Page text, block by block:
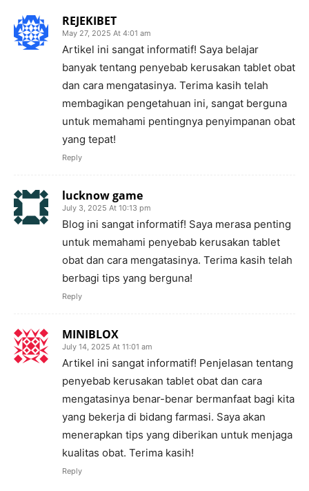
REJEKIBET
May 27, 2025 At 4:01 am
Artikel ini sangat informatif! Saya belajar
banyak tentang penyebab kerusakan tablet obat
dan cara mengatasinya. Terima kasih telah
membagikan pengetahuan ini, sangat berguna
untuk memahami pentingnya penyimpanan obat
yang tepat!
Reply
lucknow game
July 3, 2025 At 10:13 pm
Blog ini sangat informatif! Saya merasa penting
untuk memahami penyebab kerusakan tablet
obat dan cara mengatasinya. Terima kasih telah
berbagi tips yang berguna!
Reply
MINIBLOX
July 14, 2025 At 11:01 am
Artikel ini sangat informatif! Penjelasan tentang
penyebab kerusakan tablet obat dan cara
mengatasinya benar-benar bermanfaat bagi kita
yang bekerja di bidang farmasi. Saya akan
menerapkan tips yang diberikan untuk menjaga
kualitas obat. Terima kasih!
Reply